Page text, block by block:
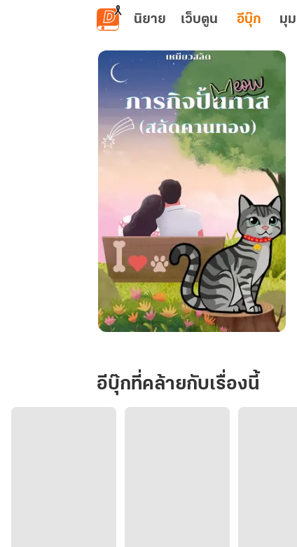
ข้ามไปยังเนื้อหาหลัก
นิยาย เว็บตูน อีบุ๊ก มุ
ทาส
(สลัด
คาน
อีบุ๊กที่คล้ายกับเรื่องนี้